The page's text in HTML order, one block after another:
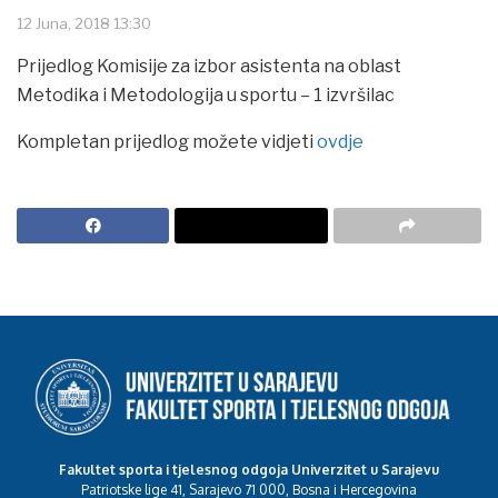
12 Juna, 2018 13:30
Prijedlog Komisije za izbor asistenta na oblast
Metodika i Metodologija u sportu – 1 izvršilac
Kompletan prijedlog možete vidjeti ovdje
Fakultet sporta i tjelesnog odgoja Univerzitet u Sarajevu
Patriotske lige 41, Sarajevo 71 000, Bosna i Hercegovina